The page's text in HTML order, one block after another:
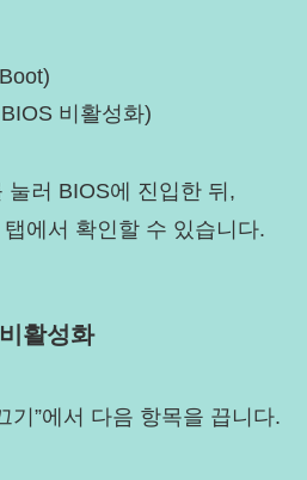
비활성화)
눌러 BIOS에 진입한 뒤,
탭에서 확인할 수 있습니다.
활성화
기”에서 다음 항목을 끕니다.